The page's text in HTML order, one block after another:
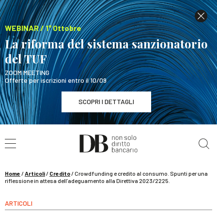
WEBINAR / 1° Ottobre
La riforma del sistema sanzionatorio
del TUF
ZOOM MEETING
Offerte per iscrizioni entro il 10/09
SCOPRI I DETTAGLI
WEBINAR / 1° Ottobre
La riforma del sistema sanzionatorio del TUF
Home /Articoli/ Credito/Crowdfunding e credito al consumo. Spunti per una
riflessione in attesa dell’adeguamento alla Direttiva 2023/2225.
ARTICOLI